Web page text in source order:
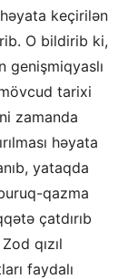
keçirilən
O bildirib ki,
genişmiqyaslı
tarixi
zamanda
həyata
yataqda
qazma
çatdırıb
qızıl
faydalı